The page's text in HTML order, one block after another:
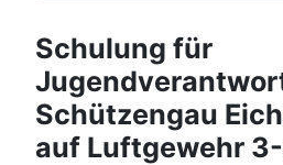
Schulung für
Schützengau
auf Luftgewehr